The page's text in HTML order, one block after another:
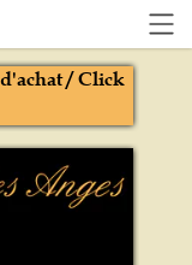
/ Click